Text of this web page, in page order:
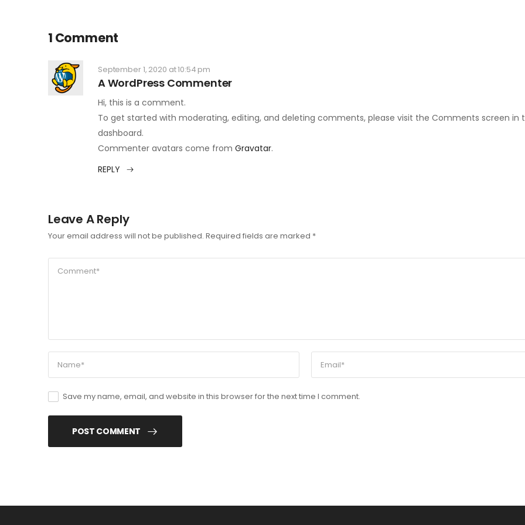
1 Comment
September 1, 2020 at 10:54 pm
A WordPress Commenter
Hi, this is a comment.
To get started with moderating, editing, and deleting comments, please visit the Comments screen in
dashboard.
Commenter avatars come from Gravatar.
REPLY
Leave A Reply
Your email address will not be published. Required fields are marked *
Save my name, email, and website in this browser for the next time I comment.
POST COMMENT